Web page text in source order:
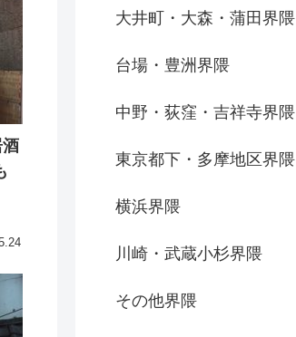
大井町・大森・蒲田界隈
台場・豊洲界隈
中野・荻窪・吉祥寺界隈
東京都下・多摩地区界隈
横浜界隈
川崎・武蔵小杉界隈
その他界隈